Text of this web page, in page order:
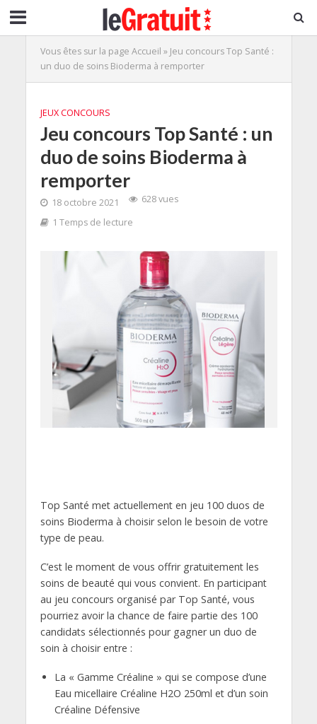
Vous êtes sur la page Accueil » Jeu concours Top Santé :
un duo de soins Bioderma à remporter
JEUX CONCOURS
Jeu concours Top Santé : un
duo de soins Bioderma à
remporter
18 octobre 2021
628 vues
1 Temps de lecture
Top Santé met actuellement en jeu 100 duos de
soins Bioderma à choisir selon le besoin de votre
type de peau.
C’est le moment de vous offrir gratuitement les
soins de beauté qui vous convient. En participant
au jeu concours organisé par Top Santé, vous
pourriez avoir la chance de faire partie des 100
candidats sélectionnés pour gagner un duo de
soin à choisir entre :
La « Gamme Créaline » qui se compose d’une
Eau micellaire Créaline H2O 250ml et d’un soin
Créaline Défensive